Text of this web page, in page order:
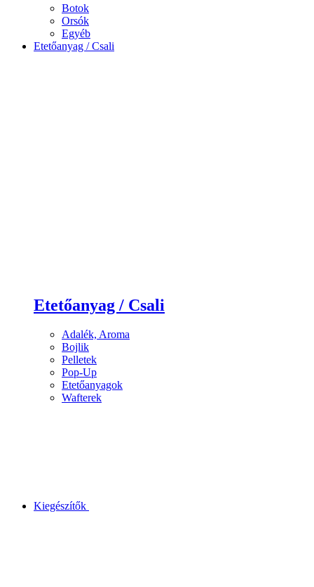
Botok
Orsók
Egyéb
Etetőanyag / Csali
Etetőanyag / Csali
Adalék, Aroma
Bojlik
Pelletek
Pop-Up
Etetőanyagok
Wafterek
Kiegészítők